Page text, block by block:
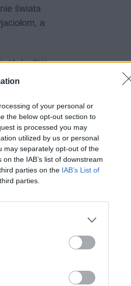
of your personal or
the below opt-out section to
is processed you may
utilized by us or personal
may separately opt-out of the
the IAB’s list of downstream
parties on the IAB’s List of
parties.
świata
a
pt.Ludzie
misji,
w
i